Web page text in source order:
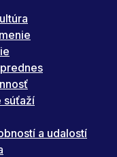
súťaží
a udalostí